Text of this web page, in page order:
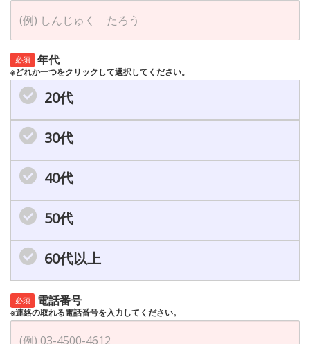
必須 年代
※どれか一つをクリックして選択してください。
20代
30代
40代
50代
60代以上
必須 電話番号
※連絡の取れる電話番号を入力してください。